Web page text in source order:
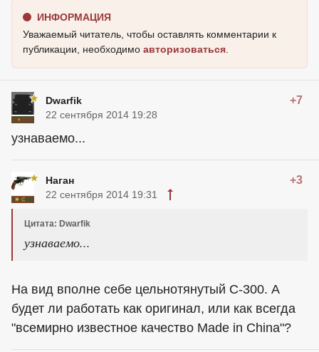
ИНФОРМАЦИЯ
Уважаемый читатель, чтобы оставлять комментарии к
публикации, необходимо авторизоваться
Dwarfik +7
22 сентября 2014 19:28
узнаваемо...
Наган +3
22 сентября 2014 19:31
Цитата: Dwarfik
узнаваемо...
На вид вполне себе цельнотянутый С-300. А
будет ли работать как оригинал, или как всегда
"всемирно известное качество Made in China"?